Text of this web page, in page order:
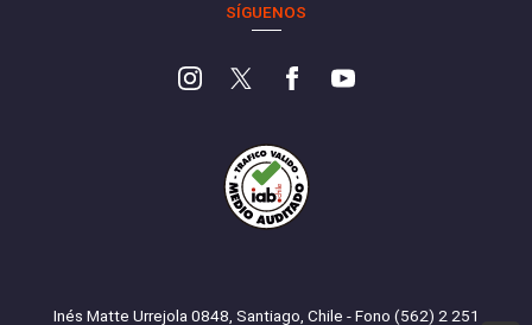
SÍGUENOS
Inés Matte Urrejola 0848, Santiago, Chile - Fono (562) 2 251